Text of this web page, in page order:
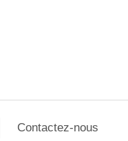
Contactez-nous